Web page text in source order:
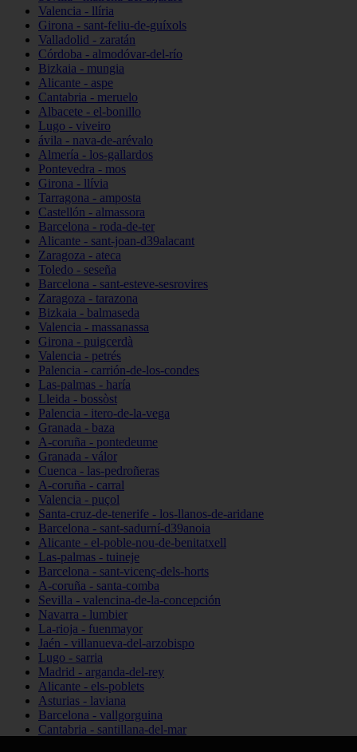
Valencia - llíria
Girona - sant-feliu-de-guíxols
Valladolid - zaratán
Córdoba - almodóvar-del-río
Bizkaia - mungia
Alicante - aspe
Cantabria - meruelo
Albacete - el-bonillo
Lugo - viveiro
ávila - nava-de-arévalo
Almería - los-gallardos
Pontevedra - mos
Girona - llívia
Tarragona - amposta
Castellón - almassora
Barcelona - roda-de-ter
Alicante - sant-joan-d39alacant
Zaragoza - ateca
Toledo - seseña
Barcelona - sant-esteve-sesrovires
Zaragoza - tarazona
Bizkaia - balmaseda
Valencia - massanassa
Girona - puigcerdà
Valencia - petrés
Palencia - carrión-de-los-condes
Las-palmas - haría
Lleida - bossòst
Palencia - itero-de-la-vega
Granada - baza
A-coruña - pontedeume
Granada - válor
Cuenca - las-pedroñeras
A-coruña - carral
Valencia - puçol
Santa-cruz-de-tenerife - los-llanos-de-aridane
Barcelona - sant-sadurní-d39anoia
Alicante - el-poble-nou-de-benitatxell
Las-palmas - tuineje
Barcelona - sant-vicenç-dels-horts
A-coruña - santa-comba
Sevilla - valencina-de-la-concepción
Navarra - lumbier
La-rioja - fuenmayor
Jaén - villanueva-del-arzobispo
Lugo - sarria
Madrid - arganda-del-rey
Alicante - els-poblets
Asturias - laviana
Barcelona - vallgorguina
Cantabria - santillana-del-mar